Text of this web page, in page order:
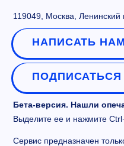
119049, Москва, Ленинский
НАПИСАТЬ НАМ
Бета-версия. Нашли
Выделите ее и нажмите
Сервис предназначен